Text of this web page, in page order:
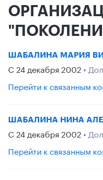
ШАБАЛИНА МАРИЯ
С 24 декабря 2002 •
Перейти к связанным
ШАБАЛИНА НИНА
С 24 декабря 2002 •
Перейти к связанным